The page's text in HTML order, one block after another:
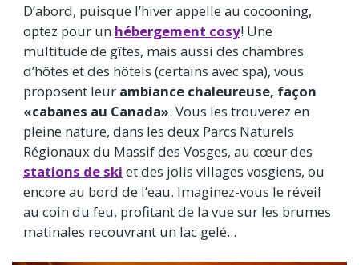
D’abord, puisque l’hiver appelle au cocooning,
optez pour un hébergement cosy! Une
multitude de gîtes, mais aussi des chambres
d’hôtes et des hôtels (certains avec spa), vous
proposent leur ambiance chaleureuse, façon
«cabanes au Canada». Vous les trouverez en
pleine nature, dans les deux Parcs Naturels
Régionaux du Massif des Vosges, au cœur des
stations de ski et des jolis villages vosgiens, ou
encore au bord de l’eau. Imaginez-vous le réveil
au coin du feu, profitant de la vue sur les brumes
matinales recouvrant un lac gelé...